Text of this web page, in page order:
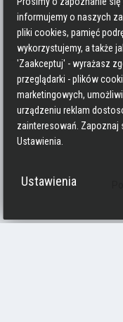
informujemy o naszych
pliki cookies, pamięć
wykorzystujemy, a także
'Zaakceptuj' - wyrażasz
przeglądarki - plików
marketingowych,
urządzeniu reklam
zainteresowań. Zapoznaj
Ustawienia.
Ustawienia